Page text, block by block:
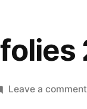
Leave a comment